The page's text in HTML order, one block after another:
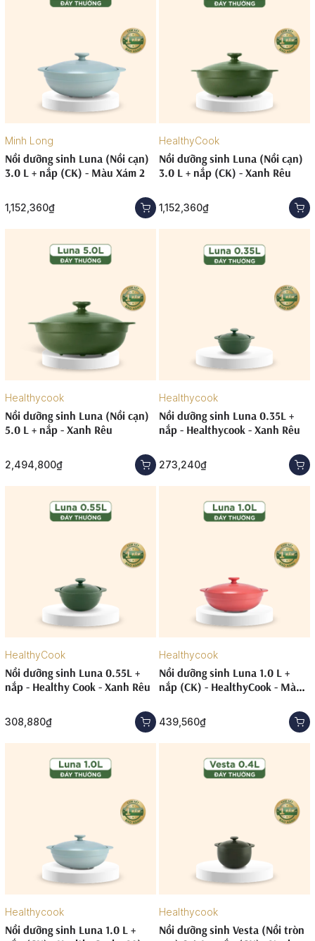
Minh Long
Nồi dưỡng sinh Luna (Nồi cạn)
3.0 L + nắp (CK) - Màu Xám 2
1,152,360₫
HealthyCook
Nồi dưỡng sinh Luna (Nồi cạn)
3.0 L + nắp (CK) - Xanh Rêu
1,152,360₫
Healthycook
Nồi dưỡng sinh Luna (Nồi cạn)
5.0 L + nắp - Xanh Rêu
2,494,800₫
Healthycook
Nồi dưỡng sinh Luna 0.35L +
nắp - Healthycook - Xanh Rêu
273,240₫
HealthyCook
Nồi dưỡng sinh Luna 0.55L +
nắp - Healthy Cook - Xanh Rêu
308,880₫
Healthycook
Nồi dưỡng sinh Luna 1.0 L +
nắp (CK) - HealthyCook - Màu
439,560₫
Healthycook
Nồi dưỡng sinh Luna 1.0 L +
Healthycook
Nồi dưỡng sinh Vesta (Nồi tròn